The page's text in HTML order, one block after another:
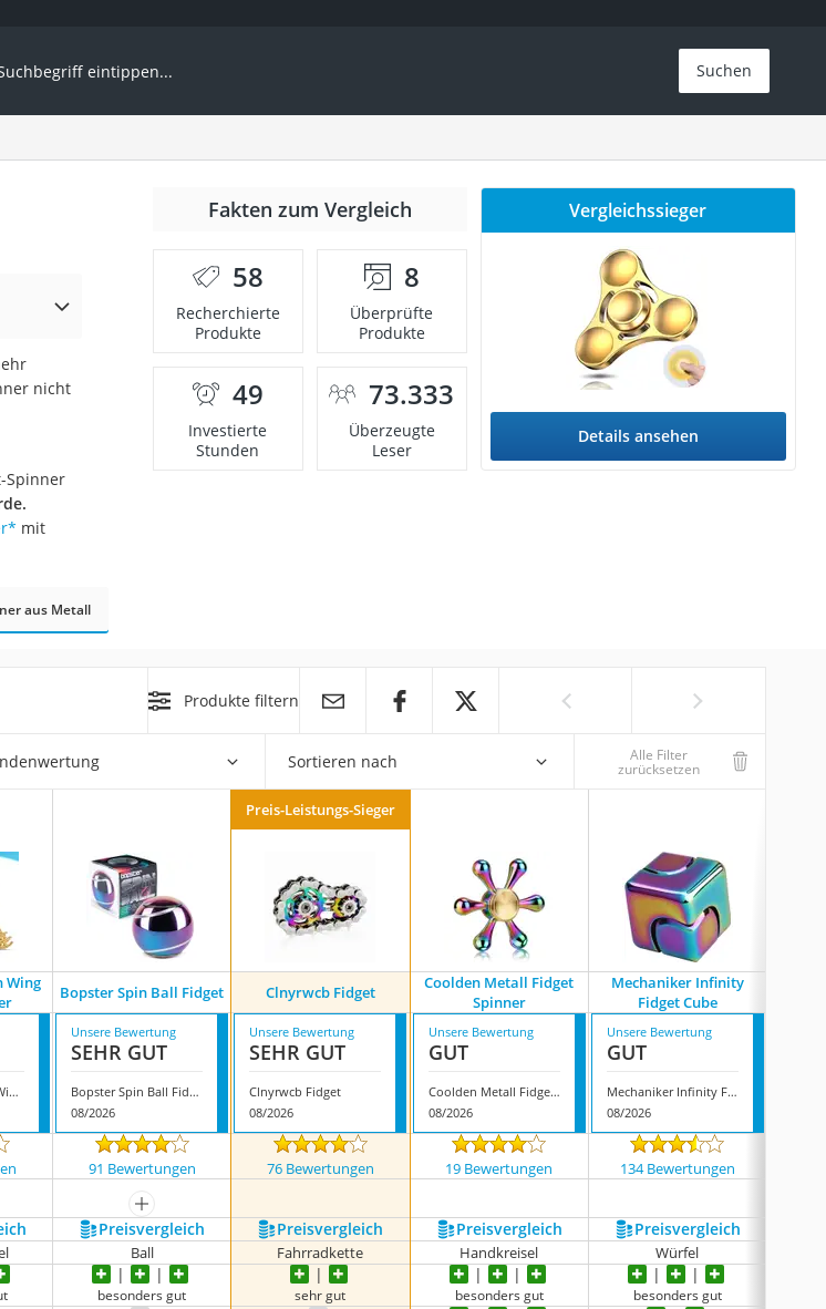
Suchen
nicht
Spinner
* mit
Fakten zum Vergleich
58
Recherchierte
Produkte
8
Überprüfte
Produkte
49
Investierte
Stunden
73.333
Überzeugte
Leser
Vergleichssieger
Details ansehen
aus Metall
Produkte filtern
Sortieren nach Alle Filter
zurücksetzen
Preis-Leistungs-Sieger
Wing
Bopster Spin Ball Fidget Clnyrwcb Fidget
Coolden Metall Fidget
Spinner
Mechaniker Infinity
Fidget Cube
Lncojolm Dragon Wing Fidget Spinner
Unsere Bewertung
SEHR GUT
Bopster Spin Ball Fidget
08/2026
Unsere Bewertung
SEHR GUT
Clnyrwcb Fidget
08/2026
Unsere Bewertung
GUT
Coolden Metall Fidget Spinner
08/2026
Unsere Bewertung
GUT
Mechaniker Infinity Fidget Cube
08/2026
91 Bewertungen 76 Bewertungen 19 Bewertungen 134 Bewertungen
mehr anzeigen
Preis­vergleich Preis­vergleich Preis­vergleich Preis­vergleich
Ball Fahrradkette Handkreisel Würfel
besonders gut sehr gut besonders gut besonders gut